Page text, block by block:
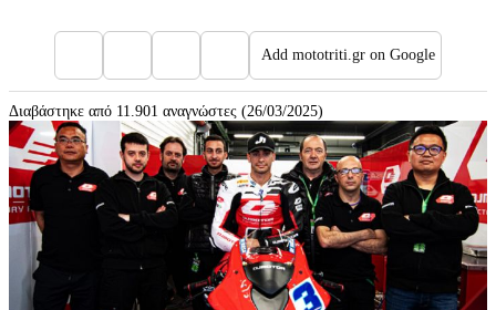
Add mototriti.gr on Google
Διαβάστηκε από 11.901 αναγνώστες (26/03/2025)